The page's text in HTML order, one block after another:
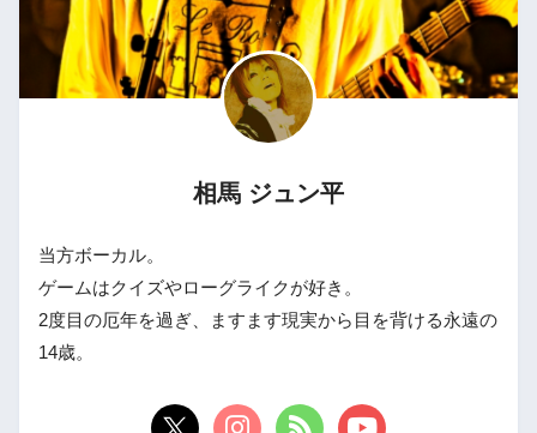
相馬 ジュン平
当方ボーカル。
ゲームはクイズやローグライクが好き。
2度目の厄年を過ぎ、ますます現実から目を背ける永遠の
14歳。